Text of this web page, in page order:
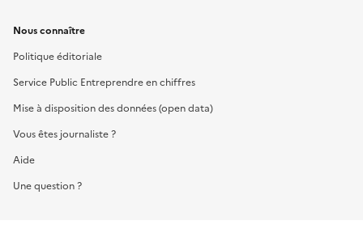
Nous connaître
Politique éditoriale
Service Public Entreprendre en chiffres
Mise à disposition des données (open data)
Vous êtes journaliste ?
Aide
Une question ?